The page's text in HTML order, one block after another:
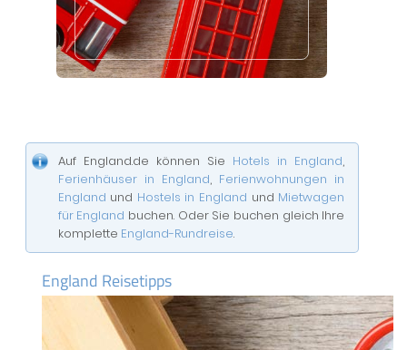
Auf England.de können Sie Hotels in England,
Ferienhäuser in England, Ferienwohnungen in
England und Hostels in England und Mietwagen
für England buchen. Oder Sie buchen gleich Ihre
komplette England-Rundreise.
England Reisetipps